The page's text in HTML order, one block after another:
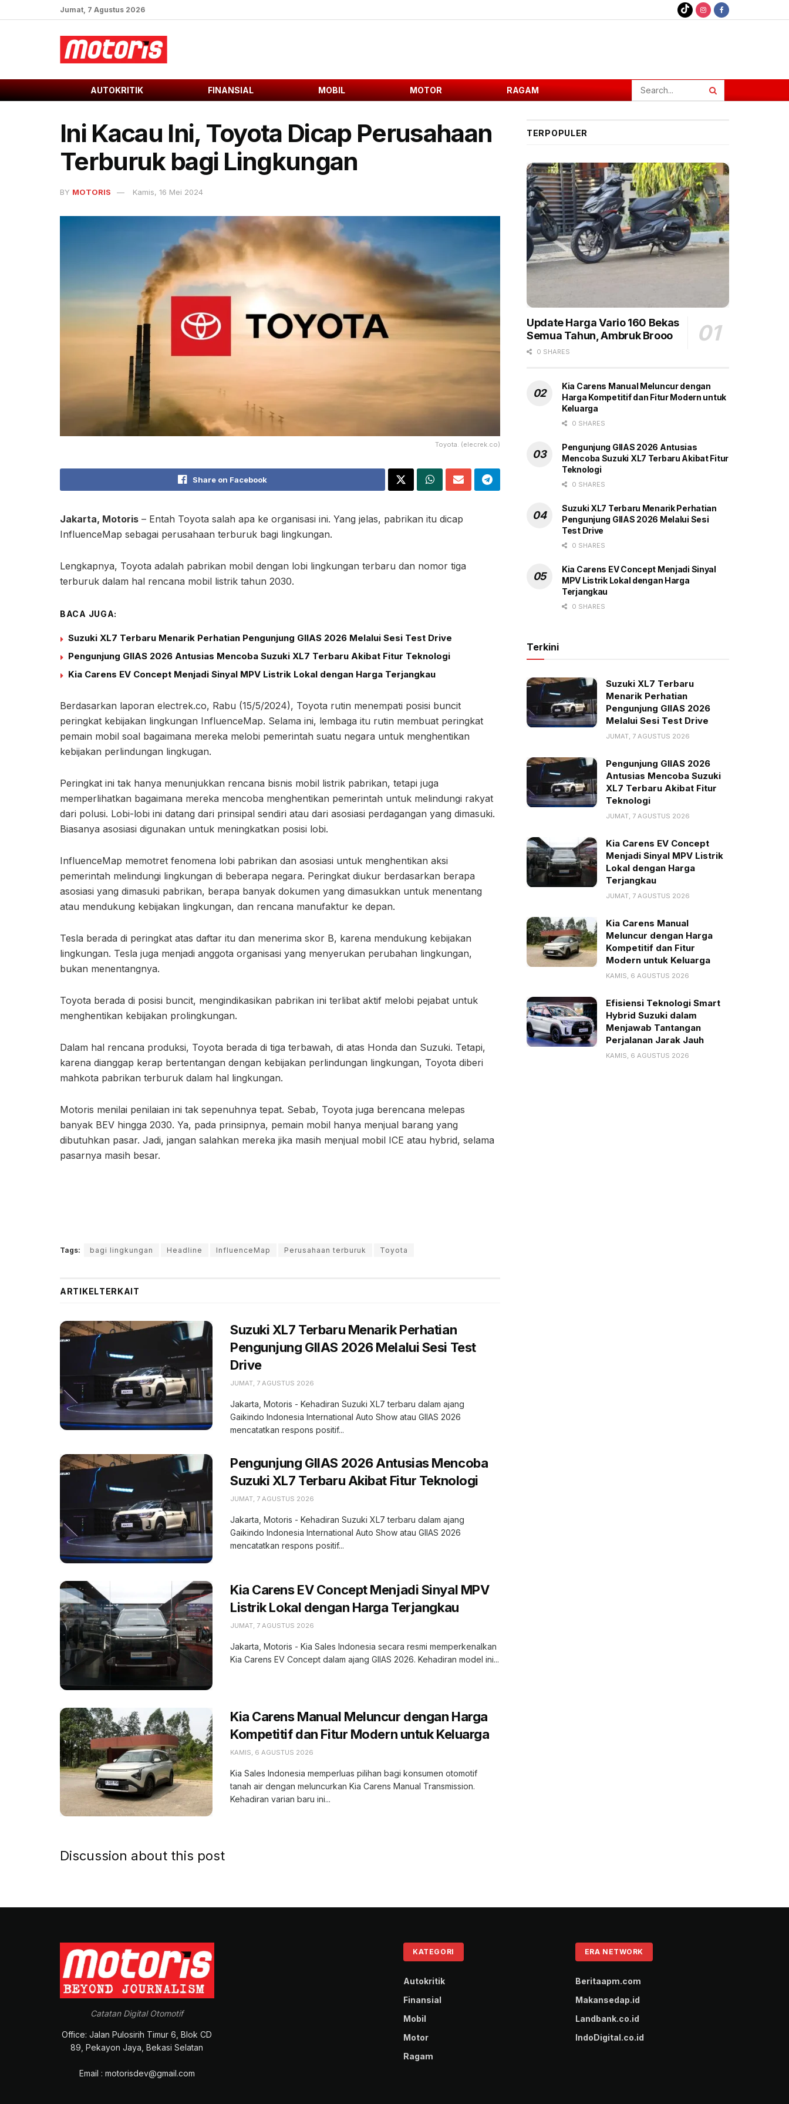
Jumat, 7 Agustus 2026
AUTOKRITIK FINANSIAL MOBIL MOTOR RAGAM
Ini Kacau Ini, Toyota Dicap Perusahaan
Terburuk bagi Lingkungan
BY MOTORIS Kamis, 16 Mei 2024
Toyota. (elecrek.co)
Share on Facebook
Jakarta, Motoris – Entah Toyota salah apa ke organisasi ini. Yang jelas, pabrikan itu dicap
InfluenceMap sebagai perusahaan terburuk bagi lingkungan.
Lengkapnya, Toyota adalah pabrikan mobil dengan lobi lingkungan terbaru dan nomor tiga
terburuk dalam hal rencana mobil listrik tahun 2030.
BACA JUGA:
Suzuki XL7 Terbaru Menarik Perhatian Pengunjung GIIAS 2026 Melalui Sesi Test Drive
Pengunjung GIIAS 2026 Antusias Mencoba Suzuki XL7 Terbaru Akibat Fitur Teknologi
Kia Carens EV Concept Menjadi Sinyal MPV Listrik Lokal dengan Harga Terjangkau
Berdasarkan laporan electrek.co, Rabu (15/5/2024), Toyota rutin menempati posisi buncit
peringkat kebijakan lingkungan InfluenceMap. Selama ini, lembaga itu rutin membuat peringkat
pemain mobil soal bagaimana mereka melobi pemerintah suatu negara untuk menghentikan
kebijakan perlindungan lingkugan.
Peringkat ini tak hanya menunjukkan rencana bisnis mobil listrik pabrikan, tetapi juga
memperlihatkan bagaimana mereka mencoba menghentikan pemerintah untuk melindungi rakyat
dari polusi. Lobi-lobi ini datang dari prinsipal sendiri atau dari asosiasi perdagangan yang dimasuki.
Biasanya asosiasi digunakan untuk meningkatkan posisi lobi.
InfluenceMap memotret fenomena lobi pabrikan dan asosiasi untuk menghentikan aksi
pemerintah melindungi lingkungan di beberapa negara. Peringkat diukur berdasarkan berapa
asosiasi yang dimasuki pabrikan, berapa banyak dokumen yang dimasukkan untuk menentang
atau mendukung kebijakan lingkungan, dan rencana manufaktur ke depan.
Tesla berada di peringkat atas daftar itu dan menerima skor B, karena mendukung kebijakan
lingkungan. Tesla juga menjadi anggota organisasi yang menyerukan perubahan lingkungan,
bukan menentangnya.
Toyota berada di posisi buncit, mengindikasikan pabrikan ini terlibat aktif melobi pejabat untuk
menghentikan kebijakan prolingkungan.
Dalam hal rencana produksi, Toyota berada di tiga terbawah, di atas Honda dan Suzuki. Tetapi,
karena dianggap kerap bertentangan dengan kebijakan perlindungan lingkungan, Toyota diberi
mahkota pabrikan terburuk dalam hal lingkungan.
Motoris menilai penilaian ini tak sepenuhnya tepat. Sebab, Toyota juga berencana melepas
banyak BEV hingga 2030. Ya, pada prinsipnya, pemain mobil hanya menjual barang yang
dibutuhkan pasar. Jadi, jangan salahkan mereka jika masih menjual mobil ICE atau hybrid, selama
pasarnya masih besar.
Tags: bagi lingkungan Headline InfluenceMap Perusahaan terburuk Toyota
ARTIKELTERKAIT
Suzuki XL7 Terbaru Menarik Perhatian
Pengunjung GIIAS 2026 Melalui Sesi Test
Drive
JUMAT, 7 AGUSTUS 2026
Jakarta, Motoris - Kehadiran Suzuki XL7 terbaru dalam ajang
Gaikindo Indonesia International Auto Show atau GIIAS 2026
mencatatkan respons positif...
Pengunjung GIIAS 2026 Antusias Mencoba
Suzuki XL7 Terbaru Akibat Fitur Teknologi
JUMAT, 7 AGUSTUS 2026
Jakarta, Motoris - Kehadiran Suzuki XL7 terbaru dalam ajang
Gaikindo Indonesia International Auto Show atau GIIAS 2026
mencatatkan respons positif...
Kia Carens EV Concept Menjadi Sinyal MPV
Listrik Lokal dengan Harga Terjangkau
JUMAT, 7 AGUSTUS 2026
Jakarta, Motoris - Kia Sales Indonesia secara resmi memperkenalkan
Kia Carens EV Concept dalam ajang GIIAS 2026. Kehadiran model ini...
Kia Carens Manual Meluncur dengan Harga
Kompetitif dan Fitur Modern untuk Keluarga
KAMIS, 6 AGUSTUS 2026
Kia Sales Indonesia memperluas pilihan bagi konsumen otomotif
tanah air dengan meluncurkan Kia Carens Manual Transmission.
Kehadiran varian baru ini...
Discussion about this post
TERPOPULER
Update Harga Vario 160 Bekas
Semua Tahun, Ambruk Brooo
0 SHARES
Kia Carens Manual Meluncur dengan
Harga Kompetitif dan Fitur Modern untuk
Keluarga
0 SHARES
Pengunjung GIIAS 2026 Antusias
Mencoba Suzuki XL7 Terbaru Akibat Fitur
Teknologi
0 SHARES
Suzuki XL7 Terbaru Menarik Perhatian
Pengunjung GIIAS 2026 Melalui Sesi
Test Drive
0 SHARES
Kia Carens EV Concept Menjadi Sinyal
MPV Listrik Lokal dengan Harga
Terjangkau
0 SHARES
Terkini
Suzuki XL7 Terbaru
Menarik Perhatian
Pengunjung GIIAS 2026
Melalui Sesi Test Drive
JUMAT, 7 AGUSTUS 2026
Pengunjung GIIAS 2026
Antusias Mencoba Suzuki
XL7 Terbaru Akibat Fitur
Teknologi
JUMAT, 7 AGUSTUS 2026
Kia Carens EV Concept
Menjadi Sinyal MPV Listrik
Lokal dengan Harga
Terjangkau
JUMAT, 7 AGUSTUS 2026
Kia Carens Manual
Meluncur dengan Harga
Kompetitif dan Fitur
Modern untuk Keluarga
KAMIS, 6 AGUSTUS 2026
Efisiensi Teknologi Smart
Hybrid Suzuki dalam
Menjawab Tantangan
Perjalanan Jarak Jauh
KAMIS, 6 AGUSTUS 2026
Catatan Digital Otomotif
Office: Jalan Pulosirih Timur 6, Blok CD
89, Pekayon Jaya, Bekasi Selatan
Email : motorisdev@gmail.com
KATEGORI
Autokritik
Finansial
Mobil
Motor
Ragam
ERA NETWORK
Beritaapm.com
Makansedap.id
Landbank.co.id
IndoDigital.co.id